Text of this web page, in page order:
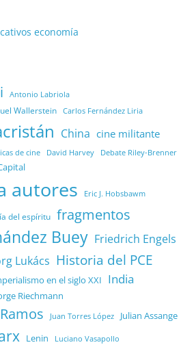
economía
Antonio Labriola
Wallerstein Carlos Fernández Liria
China cine militante
de cine David Harvey Debate Riley-Brenner
autores Eric J. Hobsbawm
del espíritu fragmentos
Buey Friedrich Engels
Lukács Historia del PCE
en el siglo XXI India
Riechmann
Juan Torres López Julian Assange
Lenin Luciano Vasapollo